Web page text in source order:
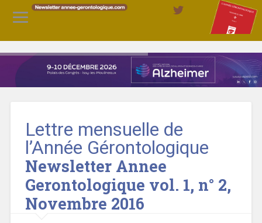
Lettre mensuelle de
l’Année Gérontologique
Newsletter Annee
Gerontologique vol. 1, n° 2,
Novembre 2016